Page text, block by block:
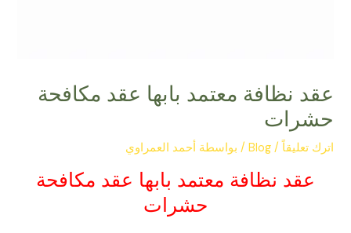
عقد نظافة معتمد بابها عقد مكافحة
حشرات
اترك تعليقاً /
Blog / بواسطة أحمد العمراوي
عقد نظافة معتمد بابها عقد مكافحة
حشرات